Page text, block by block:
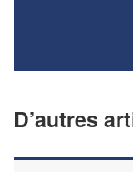
D’autres